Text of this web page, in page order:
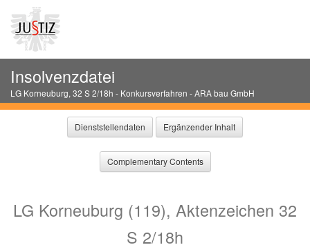
Insolvenzdatei
LG Korneuburg, 32 S 2/18h - Konkursverfahren -ARA bau GmbH
Dienststellendaten Ergänzender Inhalt
Complementary Contents
LG Korneuburg (119), Aktenzeichen 32
S 2/18h